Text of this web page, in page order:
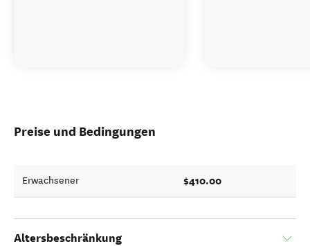
Preise und Bedingungen
Erwachsener $410.00
Altersbeschränkung